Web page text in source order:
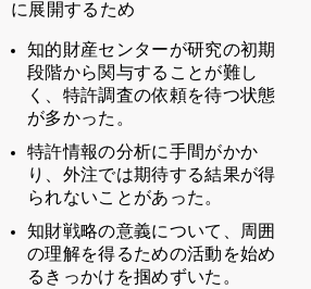
に展開するため
知的財産センターが研究の初期
段階から関与することが難し
く、特許調査の依頼を待つ状態
が多かった。
特許情報の分析に手間がかか
り、外注では期待する結果が得
られないことがあった。
知財戦略の意義について、周囲
の理解を得るための活動を始め
るきっかけを掴めずいた。